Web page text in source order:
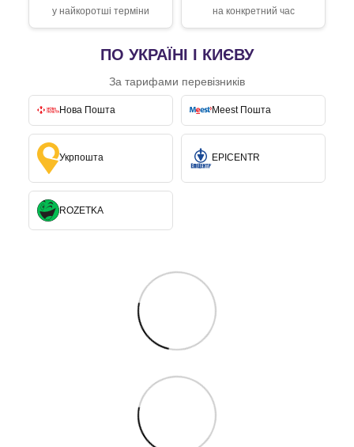
у найкоротші терміни на конкретний час
ПО УКРАЇНІ І КИЄВУ
За тарифами перевізників
Нова Пошта Meest Пошта
Укрпошта EPICENTR
ROZETKA